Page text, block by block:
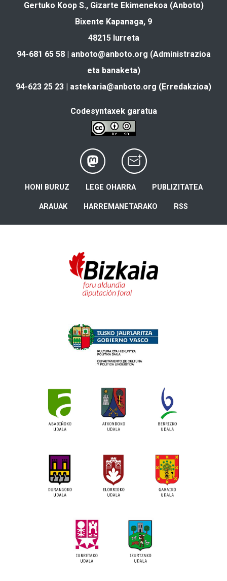
Gertuko Koop S., Gizarte Ekimenekoa (Anboto)
Bixente Kapanaga, 9
48215 Iurreta
94-681 65 58 | anboto@anboto.org (Administrazioa
eta banaketa)
94-623 25 23 | astekaria@anboto.org (Erredakzioa)
Codesyntaxek garatua
HONI BURUZ LEGE OHARRA PUBLIZITATEA
ARAUAK HARREMANETARAKO RSS